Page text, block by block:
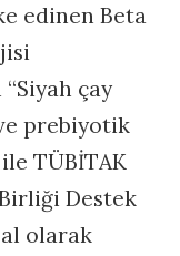
edinen Beta
çay
prebiyotik
TÜBİTAK
Destek
olarak